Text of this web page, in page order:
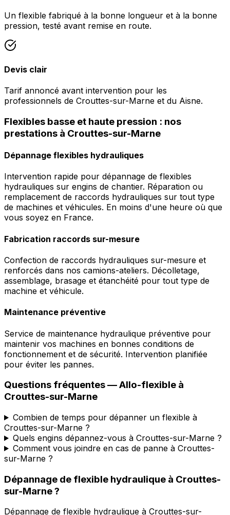
Un flexible fabriqué à la bonne longueur et à la bonne
pression, testé avant remise en route.
Devis clair
Tarif annoncé avant intervention pour les
professionnels de Crouttes-sur-Marne et du Aisne.
Flexibles basse et haute pression : nos
prestations à Crouttes-sur-Marne
Dépannage flexibles hydrauliques
Intervention rapide pour dépannage de flexibles
hydrauliques sur engins de chantier. Réparation ou
remplacement de raccords hydrauliques sur tout type
de machines et véhicules. En moins d'une heure où que
vous soyez en France.
Fabrication raccords sur-mesure
Confection de raccords hydrauliques sur-mesure et
renforcés dans nos camions-ateliers. Décolletage,
assemblage, brasage et étanchéité pour tout type de
machine et véhicule.
Maintenance préventive
Service de maintenance hydraulique préventive pour
maintenir vos machines en bonnes conditions de
fonctionnement et de sécurité. Intervention planifiée
pour éviter les pannes.
Questions fréquentes —Allo-flexible à
Crouttes-sur-Marne
Combien de temps pour dépanner un flexible à
Crouttes-sur-Marne ?
Quels engins dépannez-vous à Crouttes-sur-Marne ?
Comment vous joindre en cas de panne à Crouttes-
sur-Marne ?
Dépannage de flexible hydraulique à Crouttes-
sur-Marne?
Dépannage de flexible hydraulique à Crouttes-sur-